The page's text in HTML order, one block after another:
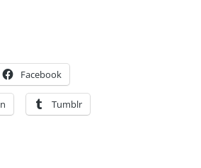
Facebook
Tumblr